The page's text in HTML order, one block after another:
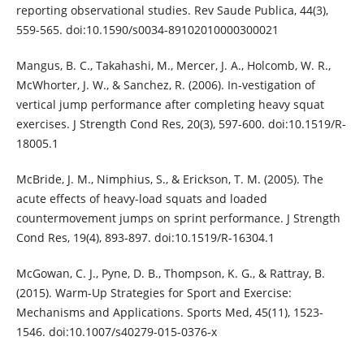
reporting observational studies. Rev Saude Publica, 44(3),
559-565. doi:10.1590/s0034-89102010000300021
Mangus, B. C., Takahashi, M., Mercer, J. A., Holcomb, W. R.,
McWhorter, J. W., & Sanchez, R. (2006). In-vestigation of
vertical jump performance after completing heavy squat
exercises. J Strength Cond Res, 20(3), 597-600. doi:10.1519/R-
18005.1
McBride, J. M., Nimphius, S., & Erickson, T. M. (2005). The
acute effects of heavy-load squats and loaded
countermovement jumps on sprint performance. J Strength
Cond Res, 19(4), 893-897. doi:10.1519/R-16304.1
McGowan, C. J., Pyne, D. B., Thompson, K. G., & Rattray, B.
(2015). Warm-Up Strategies for Sport and Exercise:
Mechanisms and Applications. Sports Med, 45(11), 1523-
1546. doi:10.1007/s40279-015-0376-x